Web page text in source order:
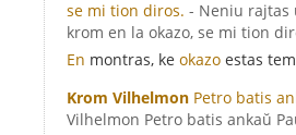
se mi tion diros. - Neniu rajtas
krom en la okazo, se mi tion
En montras, ke okazo estas
Krom Vilhelmon Petro batis
Vilhelmon Petro batis ankaŭ